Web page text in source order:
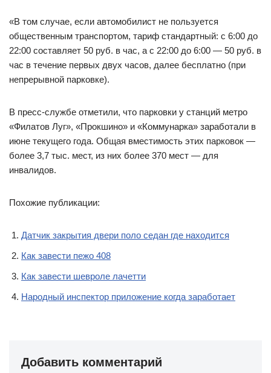
«В том случае, если автомобилист не пользуется
общественным транспортом, тариф стандартный: с 6:00 до
22:00 составляет 50 руб. в час, а с 22:00 до 6:00 — 50 руб. в
час в течение первых двух часов, далее бесплатно (при
непрерывной парковке).
В пресс-службе отметили, что парковки у станций метро
«Филатов Луг», «Прокшино» и «Коммунарка» заработали в
июне текущего года. Общая вместимость этих парковок —
более 3,7 тыс. мест, из них более 370 мест — для
инвалидов.
Похожие публикации:
Датчик закрытия двери поло седан где находится
Как завести пежо 408
Как завести шевроле лачетти
Народный инспектор приложение когда заработает
Добавить комментарий